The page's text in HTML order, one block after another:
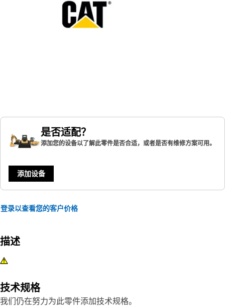
是否适配？
添加您的设备以了解此零件是否合适，或者是否有维修方案可用。
添加设备
登录以查看您的客户价格
描述
技术规格
我们仍在努力为此零件添加技术规格。